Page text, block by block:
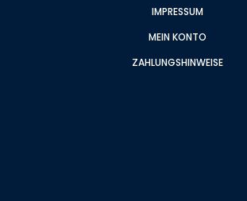
IMPRESSUM
MEIN KONTO
ZAHLUNGSHINWEISE